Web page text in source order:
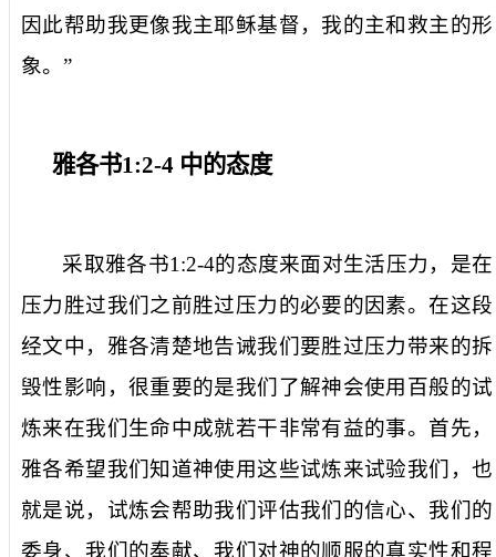
因此帮助我更像我主耶稣基督，我的主和救主的形
象。”
雅各书1:2-4 中的态度
采取雅各书1:2-4的态度来面对生活压力，是在
压力胜过我们之前胜过压力的必要的因素。在这段
经文中，雅各清楚地告诫我们要胜过压力带来的拆
毁性影响，很重要的是我们了解神会使用百般的试
炼来在我们生命中成就若干非常有益的事。首先，
雅各希望我们知道神使用这些试炼来试验我们，也
就是说，试炼会帮助我们评估我们的信心、我们的
委身、我们的奉献、我们对神的顺服的真实性和程